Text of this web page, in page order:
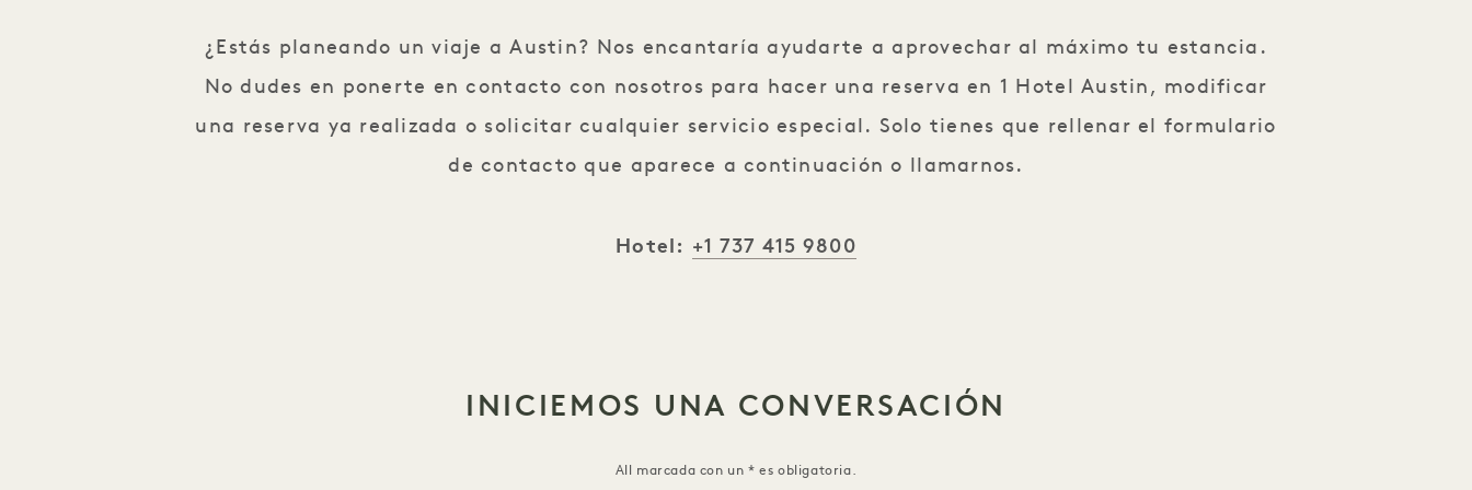
¿Estás planeando un viaje a Austin? Nos encantaría ayudarte a aprovechar al máximo tu estancia.
No dudes en ponerte en contacto con nosotros para hacer una reserva en 1 Hotel Austin, modificar
una reserva ya realizada o solicitar cualquier servicio especial. Solo tienes que rellenar el formulario
de contacto que aparece a continuación o llamarnos.
Hotel: +1 737 415 9800
INICIEMOS UNA CONVERSACIÓN
All marcada con un * es obligatoria.